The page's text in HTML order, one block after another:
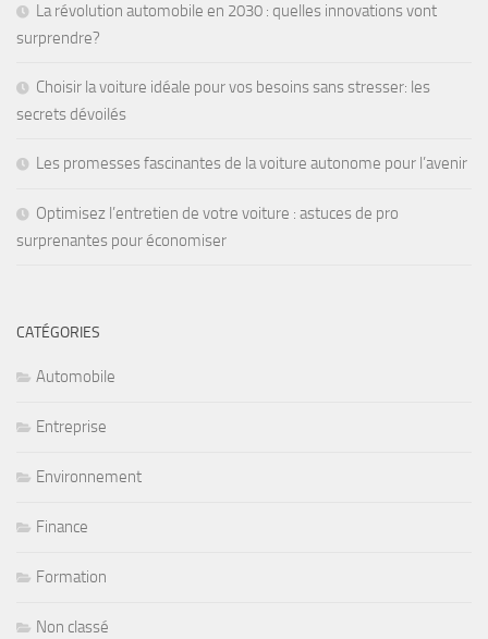
La révolution automobile en 2030 : quelles innovations vont
surprendre?
Choisir la voiture idéale pour vos besoins sans stresser: les
secrets dévoilés
Les promesses fascinantes de la voiture autonome pour l’avenir
Optimisez l’entretien de votre voiture : astuces de pro
surprenantes pour économiser
CATÉGORIES
Automobile
Entreprise
Environnement
Finance
Formation
Non classé